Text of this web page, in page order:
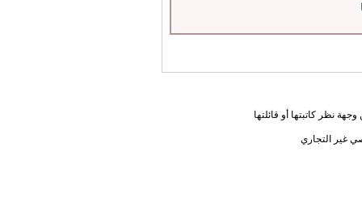
نظر كاتبتها أو قائلتها
غير التجاري